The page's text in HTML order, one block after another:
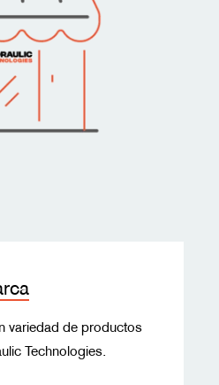
variedad de productos
Technologies.